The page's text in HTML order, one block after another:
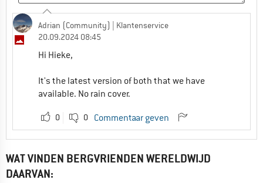
Adrian (Community)
| Klantenservice
20.09.2024 08:45
Hi Hieke,
It's the latest version of both that we have
available. No rain cover.
0 0 Commentaar geven
WAT VINDEN BERGVRIENDEN WERELDWIJD
DAARVAN: